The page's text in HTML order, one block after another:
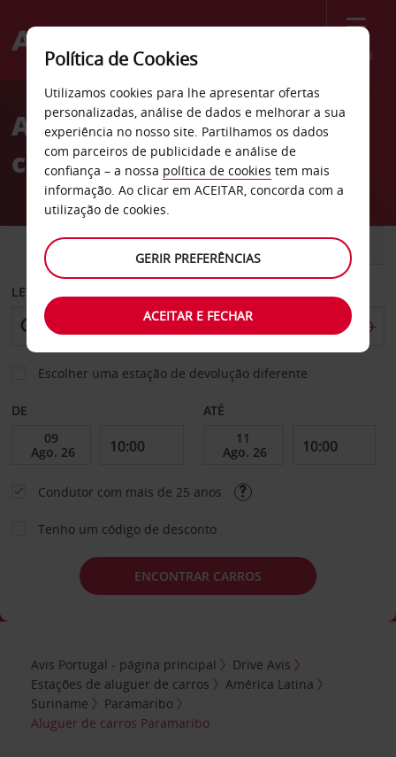
Menu
Welcome
AvisAluguer de
carros Paramaribo
CARRO COMERCIAIS
LEVANTAR EM
Escolher uma estação de devolução diferente
DE ATÉ
Condutor com mais de 25 anos
Tenho um código de desconto
ENCONTRAR CARROS
Avis Portugal - página principal
Drive Avis
Estações de aluguer de carros
América Latina
Suriname
Paramaribo
Aluguer de carros Paramaribo
Política de Cookies
Utilizamos cookies para lhe apresentar ofertas
personalizadas, análise de dados e melhorar a sua
experiência no nosso site. Partilhamos os dados
com parceiros de publicidade e análise de
confiança – a nossa política de cookies tem mais
informação. Ao clicar em ACEITAR, concorda com a
utilização de cookies.
GERIR PREFERÊNCIAS
ACEITAR E FECHAR